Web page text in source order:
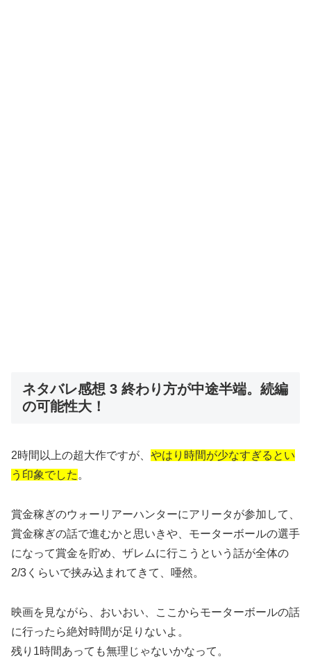
ネタバレ感想 3 終わり方が中途半端。続編
の可能性大！
2時間以上の超大作ですが、 やはり時間が少なすぎるとい
う印象でした 。
賞金稼ぎのウォーリアーハンターにアリータが参加して、
賞金稼ぎの話で進むかと思いきや、モーターボールの選手
になって賞金を貯め、ザレムに行こうという話が全体の
2/3くらいで挟み込まれてきて、唖然。
映画を見ながら、おいおい、ここからモーターボールの話
に行ったら絶対時間が足りないよ。
残り1時間あっても無理じゃないかなって。